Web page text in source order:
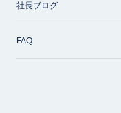
社長ブログ
FAQ